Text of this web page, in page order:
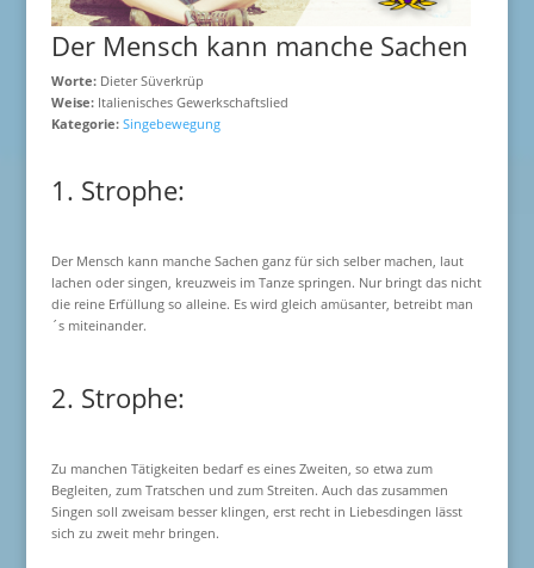
Der Mensch kann manche Sachen
Worte:Dieter Süverkrüp
Weise:Italienisches Gewerkschaftslied
Kategorie: Singebewegung
1. Strophe:
Der Mensch kann manche Sachen ganz für sich selber machen, laut
lachen oder singen, kreuzweis im Tanze springen. Nur bringt das nicht
die reine Erfüllung so alleine. Es wird gleich amüsanter, betreibt man
´s miteinander.
2. Strophe:
Zu manchen Tätigkeiten bedarf es eines Zweiten, so etwa zum
Begleiten, zum Tratschen und zum Streiten. Auch das zusammen
Singen soll zweisam besser klingen, erst recht in Liebesdingen lässt
sich zu zweit mehr bringen.